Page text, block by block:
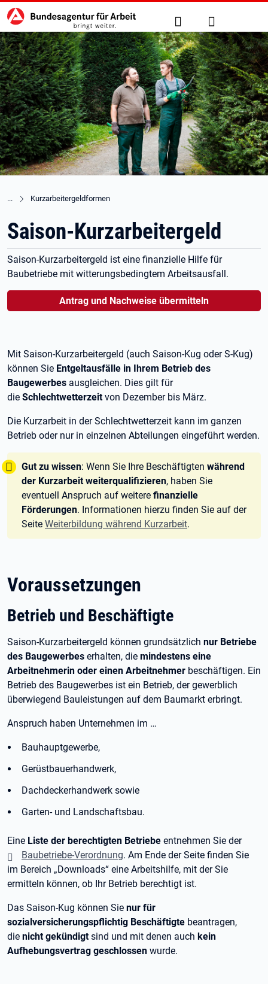
zu den Hauptinhalten springen
Hauptnavigation Suche Anmelden
Kurzarbeitergeldformen
Saison-Kurzarbeitergeld
Saison-Kurzarbeitergeld ist eine finanzielle Hilfe für
Baubetriebe mit witterungsbedingtem Arbeitsausfall.
Antrag und Nachweise übermitteln
Mit Saison-Kurzarbeitergeld (auch Saison-Kug oder S-Kug)
können Sie Entgeltausfälle in Ihrem Betrieb des
Baugewerbes ausgleichen. Dies gilt für
die Schlechtwetterzeitvon Dezember bis März.
Die Kurzarbeit in der Schlechtwetterzeit kann im ganzen
Betrieb oder nur in einzelnen Abteilungen eingeführt werden.
Tipp:
Gut zu wissen: Wenn Sie Ihre Beschäftigten während
der Kurzarbeit weiterqualifizieren, haben Sie
eventuell Anspruch auf weitere finanzielle
Förderungen. Informationen hierzu finden Sie auf der
Seite Weiterbildung während Kurzarbeit.
Voraussetzungen
Betrieb und Beschäftigte
Saison-Kurzarbeitergeld können grundsätzlich nur Betriebe
des Baugewerbes erhalten, die mindestens eine
Arbeitnehmerin oder einen Arbeitnehmer beschäftigen. Ein
Betrieb des Baugewerbes ist ein Betrieb, der gewerblich
überwiegend Bauleistungen auf dem Baumarkt erbringt.
Anspruch haben Unternehmen im …
Bauhauptgewerbe,
Gerüstbauerhandwerk,
Dachdeckerhandwerk sowie
Garten- und Landschaftsbau.
Eine Liste der berechtigten Betriebe entnehmen Sie der
Baubetriebe-Verordnung. Am Ende der Seite finden Sie
im Bereich „Downloads“ eine Arbeitshilfe, mit der Sie
ermitteln können, ob Ihr Betrieb berechtigt ist.
Das Saison-Kug können Sie nur für
sozialversicherungspflichtig Beschäftigte beantragen,
die nicht gekündigtsind und mit denen auch kein
Aufhebungsvertrag geschlossen wurde.